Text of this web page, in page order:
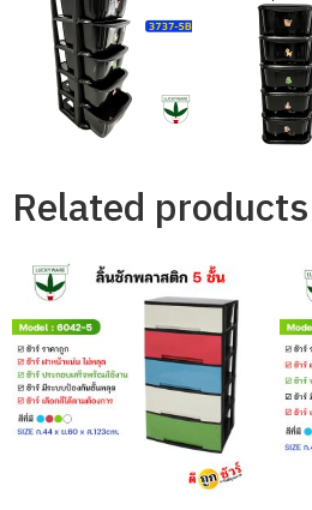
Related products